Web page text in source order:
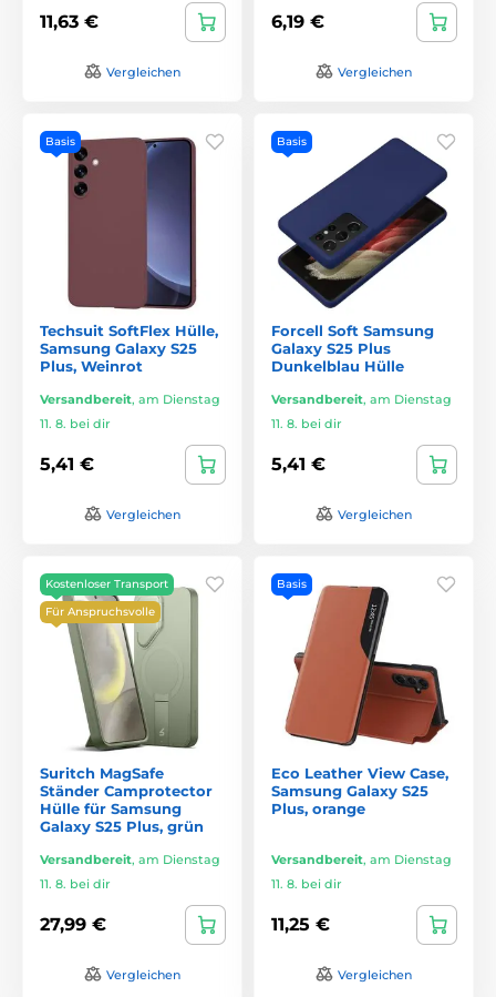
11,63 €
Vergleichen
6,19 €
Vergleichen
Basis
Techsuit SoftFlex Hülle,
Samsung Galaxy S25
Plus, Weinrot
Versandbereit, am Dienstag
11. 8. bei dir
5,41 €
Vergleichen
Basis
Forcell Soft Samsung
Galaxy S25 Plus
Dunkelblau Hülle
Versandbereit, am Dienstag
11. 8. bei dir
5,41 €
Vergleichen
Kostenloser Transport
Für Anspruchsvolle
Suritch MagSafe
Ständer Camprotector
Hülle für Samsung
Galaxy S25 Plus, grün
Versandbereit, am Dienstag
11. 8. bei dir
27,99 €
Vergleichen
Basis
Eco Leather View Case,
Samsung Galaxy S25
Plus, orange
Versandbereit, am Dienstag
11. 8. bei dir
11,25 €
Vergleichen